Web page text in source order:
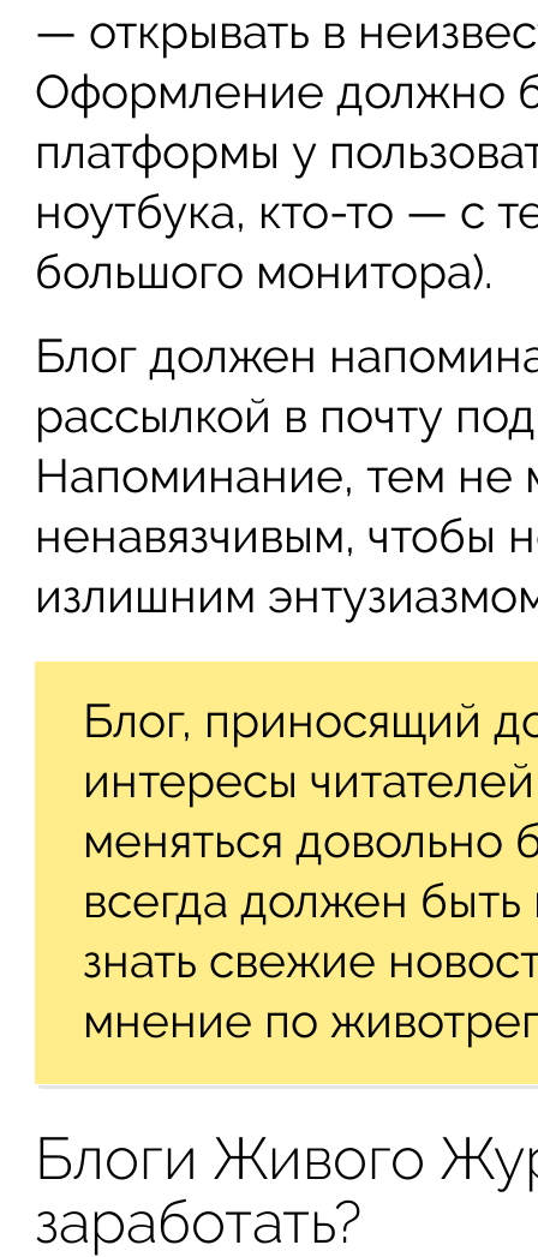
— открывать в
Оформление должно
платформы у
ноутбука, кто-то — с
большого монитора).
Блог должен
рассылкой в почту
Напоминание, тем не
ненавязчивым, чтобы
излишним
Блог, приносящий
интересы
меняться довольно
всегда должен
знать свежие
мнение по
Блоги Живого
заработать?